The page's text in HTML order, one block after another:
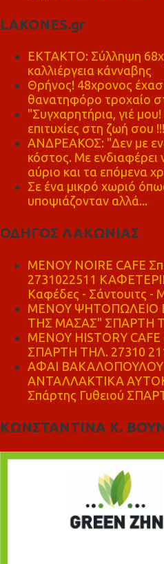
LAKONES.gr
ΕΚΤΑΚΤΟ: Σύλληψη
καλλιέργεια κάνναβης
Θρήνος! 48χρονος
θανατηφόρο τροχαίο
"Συγχαρητήρια, γιέ
επιτυχίες στη ζωή σου
ΑΝΔΡΕΑΚΟΣ: "Δεν με
κόστος. Με ενδιαφέρει
αύριο και τα επόμενα
Σε ένα μικρό χωριό
υποψιάζονταν αλλά...
ΟΔΗΓΟΣ ΛΑΚΩΝΙΑΣ
MENOY NOIRE CAFE
2731022511
Καφέδες - Σάντουιτς -
ΜΕΝΟΥ ΨΗΤΟΠΩΛΕΙΟ
ΤΗΣ ΜΑΣΑΣ" ΣΠΑΡΤΗ
ΜΕΝΟΥ HISTORY
ΣΠΑΡΤΗ ΤΗΛ. 27310
ΑΦΑΙ ΒΑΚΑΛΟΠΟΥΛΟΥ
ΑΝΤΑΛΛΑΚΤΙΚΑ
Σπάρτης Γυθειού
ΚΩΝΣΤΑΝΤΙΝΑ Κ.